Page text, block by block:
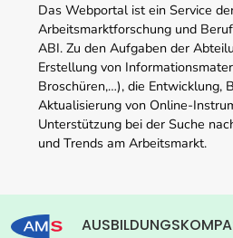
Das Webportal ist ein Service
Arbeitsmarktforschung und
ABI. Zu den Aufgaben der
Erstellung von
Broschüren,…), die Entwicklung,
Aktualisierung von Online-
Unterstützung bei der Suche
und Trends am Arbeitsmarkt.